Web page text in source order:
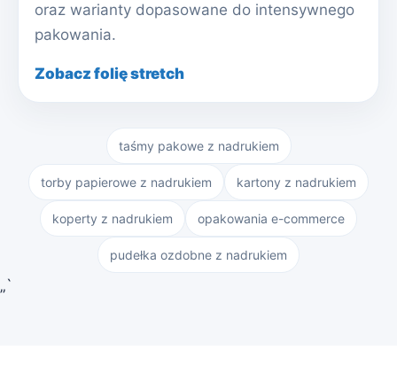
oraz warianty dopasowane do intensywnego
pakowania.
Zobacz folię stretch
taśmy pakowe z nadrukiem
torby papierowe z nadrukiem kartony z nadrukiem
koperty z nadrukiem opakowania e-commerce
pudełka ozdobne z nadrukiem
„`